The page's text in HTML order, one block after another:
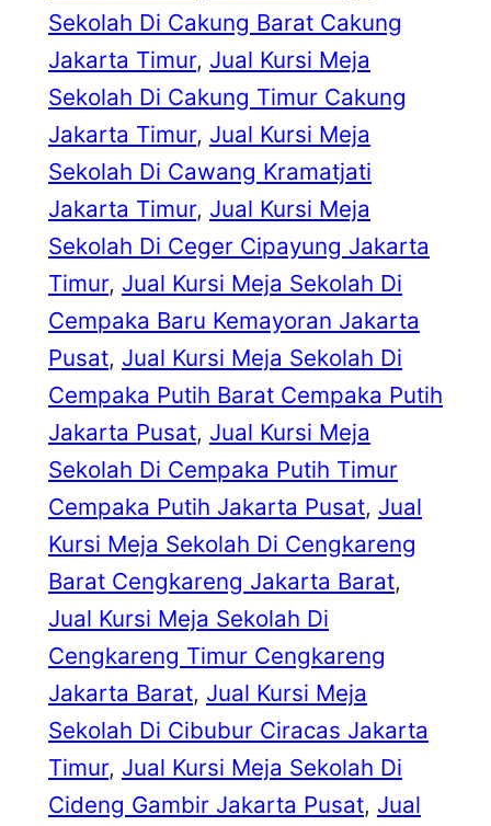
Sekolah Di Cakung Barat Cakung
Jakarta Timur, Jual Kursi Meja
Sekolah Di Cakung Timur Cakung
Jakarta Timur, Jual Kursi Meja
Sekolah Di Cawang Kramatjati
Jakarta Timur, Jual Kursi Meja
Sekolah Di Ceger Cipayung Jakarta
Timur, Jual Kursi Meja Sekolah Di
Cempaka Baru Kemayoran Jakarta
Pusat, Jual Kursi Meja Sekolah Di
Cempaka Putih Barat Cempaka Putih
Jakarta Pusat, Jual Kursi Meja
Sekolah Di Cempaka Putih Timur
Cempaka Putih Jakarta Pusat, Jual
Kursi Meja Sekolah Di Cengkareng
Barat Cengkareng Jakarta Barat
Jual Kursi Meja Sekolah Di
Cengkareng Timur Cengkareng
Jakarta Barat, Jual Kursi Meja
Sekolah Di Cibubur Ciracas Jakarta
Timur, Jual Kursi Meja Sekolah Di
Cideng Gambir Jakarta Pusat, Jual